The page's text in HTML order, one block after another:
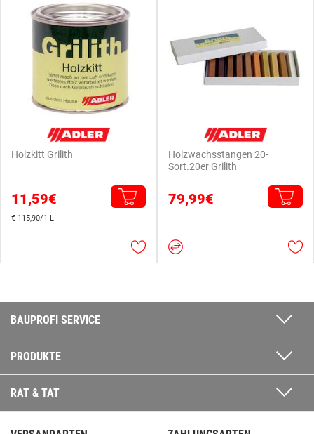
Holzkitt Grilith
11,59€
€ 115,90/1 L
Holzwachsstangen 20-
Sort.20er Grilith
79,99€
BAUPROFI SERVICE
PRODUKTE
RAT & TAT